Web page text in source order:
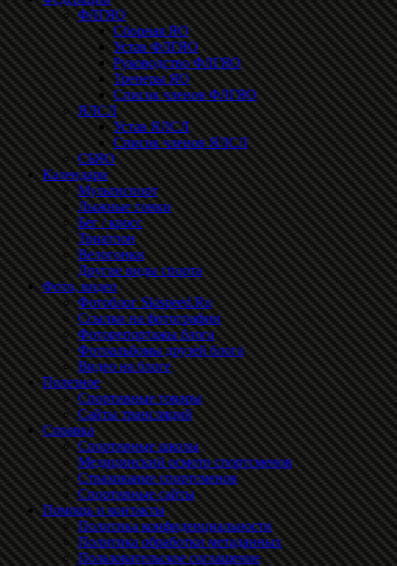
ФЛГЯО
Сборная ЯО
Устав ФЛГЯО
Руководство ФЛГЯО
Тренеры ЯО
Список членов ФЛГЯО
ЯЛСЛ
Устав ЯЛСЛ
Список членов ЯЛСЛ
СБЯО
Календари
Мультиспорт
Лыжные гонки
Бег / кросс
Триатлон
Велогонки
Другие виды спорта
Фото, видео
Фотоблог Skispeed.Ru
Ссылки на фотографии
Фоторепортажы блога
Фотоальбомы друзей блога
Видео на блоге
Полезное
Спортивные товары
Сайты трансляций
Справка
Спортивные школы
Медицинский осмотр спортсменов
Страхование спортсменов
Спортивные сайты
Помощь и контакты
Политика конфиденциальности
Политика обработки метаданных
Пользовательское соглашение